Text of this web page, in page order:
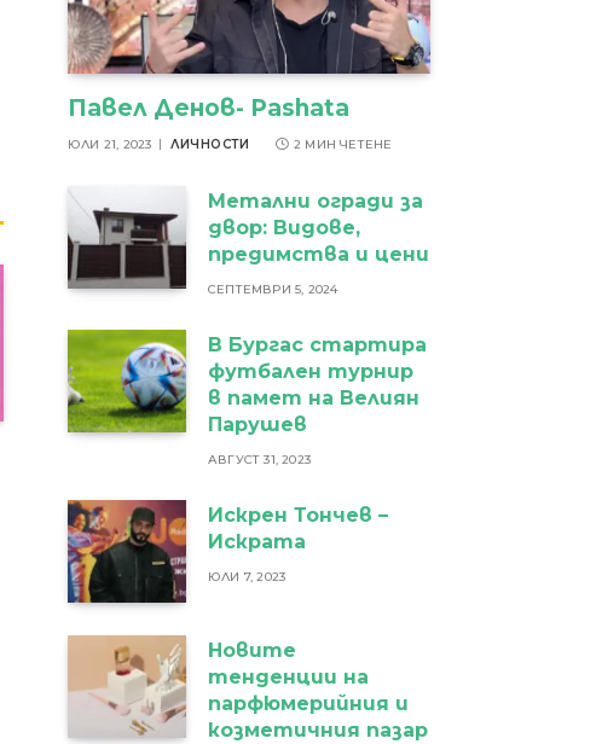
Павел Денов- Pashata
ЮЛИ 21, 2023 ЛИЧНОСТИ 2 МИН ЧЕТЕНЕ
Метални огради за
двор: Видове,
предимства и цени
СЕПТЕМВРИ 5, 2024
В Бургас стартира
футбален турнир
в памет на Велиян
Парушев
АВГУСТ 31, 2023
Искрен Тончев –
Искрата
ЮЛИ 7, 2023
Новите
тенденции на
парфюмерийния и
козметичния пазар